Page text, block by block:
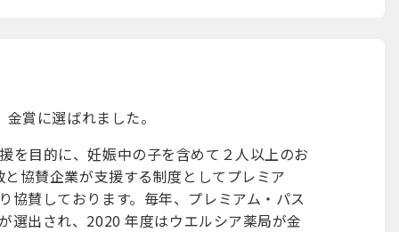
賞に選ばれました。
を目的に、妊娠中の子を含めて２人以上のお
協賛企業が支援する制度としてプレミア
協賛しております。毎年、プレミアム・パス
選出され、2020 年度はウエルシア薬局が金